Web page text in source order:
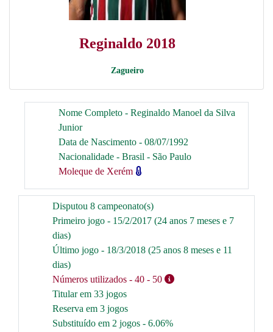
Reginaldo 2018
Zagueiro
Nome Completo - Reginaldo Manoel da Silva
Junior
Data de Nascimento - 08/07/1992
Nacionalidade - Brasil - São Paulo
Moleque de Xerém
Disputou 8 campeonato(s)
Primeiro jogo - 15/2/2017 (24 anos 7 meses e 7
dias)
Último jogo - 18/3/2018 (25 anos 8 meses e 11
dias)
Números utilizados - 40 - 50
Titular em 33 jogos
Reserva em 3 jogos
Substituído em 2 jogos - 6.06%